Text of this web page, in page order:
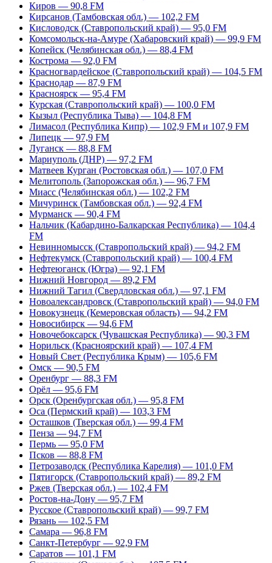
Киров — 90,8 FM
Кирсанов (Тамбовская обл.) — 102,2 FM
Кисловодск (Ставропольский край) — 95,0 FM
Комсомольск-на-Амуре (Хабаровский край) — 99,9 FM
Копейск (Челябинская обл.) — 88,4 FM
Кострома — 92,0 FM
Красногвардейское (Ставропольский край) — 104,5 FM
Краснодар — 87,9 FM
Красноярск — 95,4 FM
Курская (Ставропольский край) — 100,0 FM
Кызыл (Республика Тыва) — 104,8 FM
Лимасол (Республика Кипр) — 102,9 FM и 107,9 FM
Липецк — 97,9 FM
Луганск — 88,8 FM
Мариуполь (ДНР) — 97,2 FM
Матвеев Курган (Ростовская обл.) — 107,0 FM
Мелитополь (Запорожская обл.) — 96,7 FM
Миасс (Челябинская обл.) — 102,2 FM
Мичуринск (Тамбовская обл.) — 92,4 FM
Мурманск — 90,4 FM
Нальчик (Кабардино-Балкарская Республика) — 104,4
FM
Невинномысск (Ставропольский край) — 94,2 FM
Нефтекумск (Ставропольский край) — 100,4 FM
Нефтеюганск (Югра) — 92,1 FM
Нижний Новгород — 89,2 FM
Нижний Тагил (Свердловская обл.) — 97,1 FM
Новоалександровск (Ставропольский край) — 94,0 FM
Новокузнецк (Кемеровская область) — 94,2 FM
Новосибирск — 94,6 FM
Новочебоксарск (Чувашская Республика) — 90,3 FM
Норильск (Красноярский край) — 107,4 FM
Новый Свет (Республика Крым) — 105,6 FM
Омск — 90,5 FM
Оренбург — 88,3 FM
Орёл — 95,6 FM
Орск (Оренбургская обл.) — 95,8 FM
Оса (Пермский край) — 103,3 FM
Осташков (Тверская обл.) — 99,4 FM
Пенза — 94,7 FM
Пермь — 95,0 FM
Псков — 88,8 FM
Петрозаводск (Республика Карелия) — 101,0 FM
Пятигорск (Ставропольский край) — 89,2 FM
Ржев (Тверская обл.) — 102,4 FM
Ростов-на-Дону — 95,7 FM
Русское (Ставропольский край) — 99,7 FM
Рязань — 102,5 FM
Самара — 96,8 FM
Санкт-Петербург — 92,9 FM
Саратов — 101,1 FM